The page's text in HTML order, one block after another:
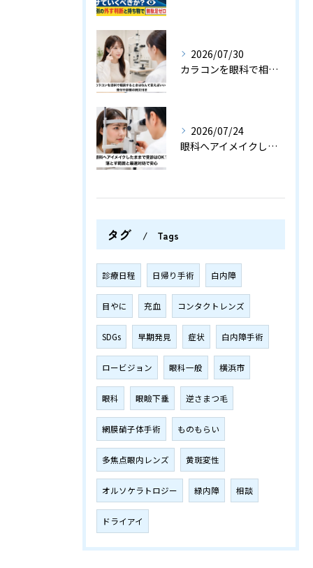
2026/07/30
カラコンを眼科で相談するときはなんて言えばいい？受付や診察の例文付き
2026/07/24
眼科へアイメイクしたままで受診はOK？落とす範囲と最速対処で安心
タグ Tags
診療日程 日帰り手術 白内障
目やに 充血 コンタクトレンズ
SDGs 早期発見 症状 白内障手術
ロービジョン 眼科一般 横浜市
眼科 眼瞼下垂 逆さまつ毛
網膜硝子体手術 ものもらい
多焦点眼内レンズ 黄斑変性
オルソケラトロジー 緑内障 相談
ドライアイ